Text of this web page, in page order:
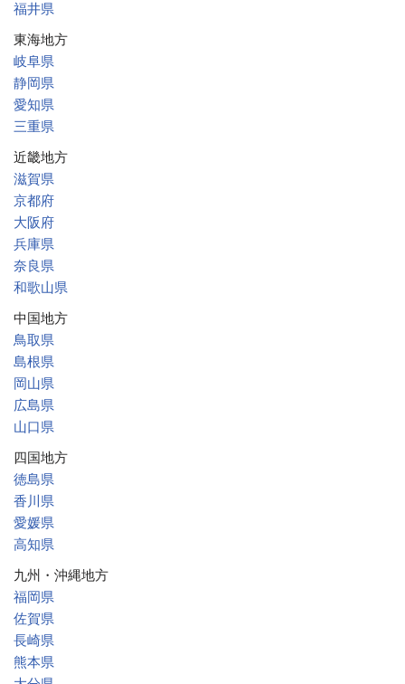
福井県
東海地方
岐阜県
静岡県
愛知県
三重県
近畿地方
滋賀県
京都府
大阪府
兵庫県
奈良県
和歌山県
中国地方
鳥取県
島根県
岡山県
広島県
山口県
四国地方
徳島県
香川県
愛媛県
高知県
九州・沖縄地方
福岡県
佐賀県
長崎県
熊本県